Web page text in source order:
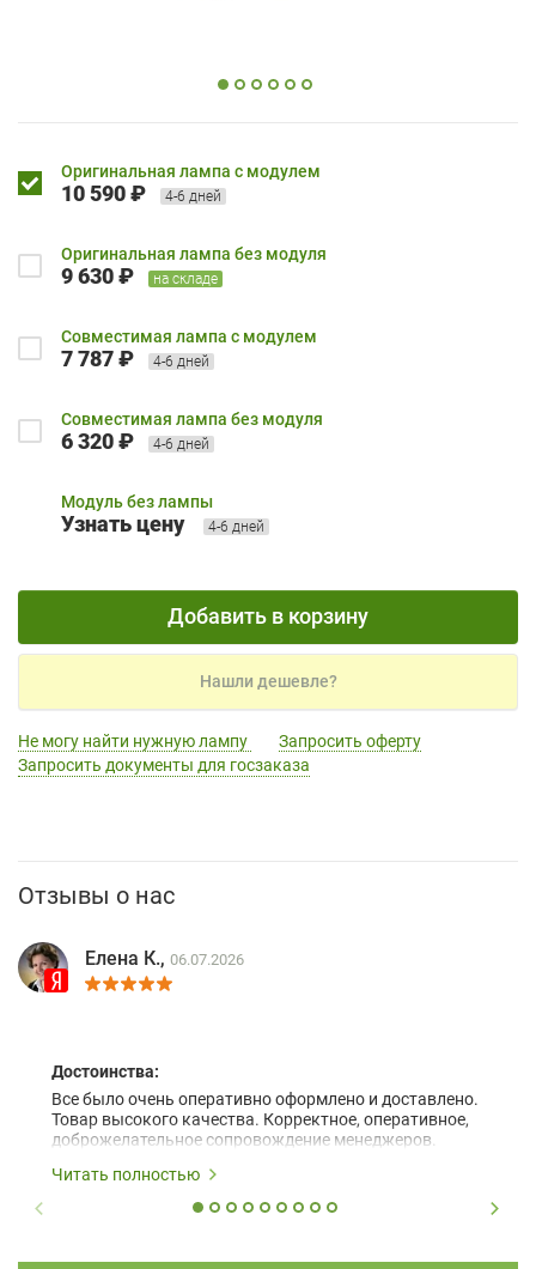
Оригинальная лампа с модулем
10 590 ₽ 4-6 дней
Оригинальная лампа без модуля
9 630 ₽ на складе
Совместимая лампа с модулем
7 787 ₽ 4-6 дней
Совместимая лампа без модуля
6 320 ₽ 4-6 дней
Модуль без лампы
Узнать цену 4-6 дней
Добавить в корзину
Нашли дешевле?
Не могу найти нужную лампу
Запросить оферту
Запросить документы для госзаказа
Отзывы о нас
Елена К., 06.07.2026
Достоинства:
Все было очень оперативно оформлено и доставлено.
Товар высокого качества. Корректное, оперативное,
доброжелательное сопровождение менеджеров.
Читать полностью